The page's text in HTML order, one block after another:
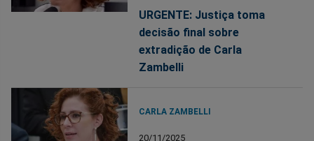
URGENTE: Justiça toma
decisão final sobre
extradição de Carla
Zambelli
CARLA ZAMBELLI
20/11/2025